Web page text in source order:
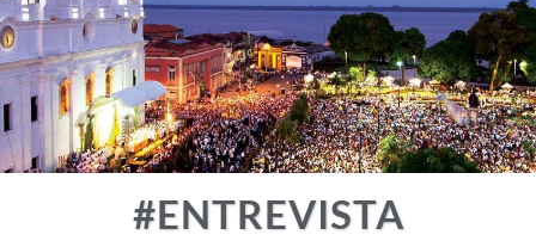
#ENTREVISTA